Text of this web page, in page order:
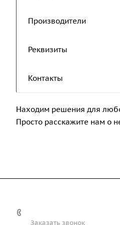
Производители
Реквизиты
Контакты
Находим решения для
Просто расскажите нам о
Заказать звонок